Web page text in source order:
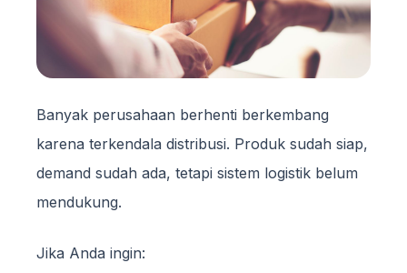
Banyak perusahaan berhenti berkembang
karena terkendala distribusi. Produk sudah siap,
demand sudah ada, tetapi sistem logistik belum
mendukung.
Jika Anda ingin: